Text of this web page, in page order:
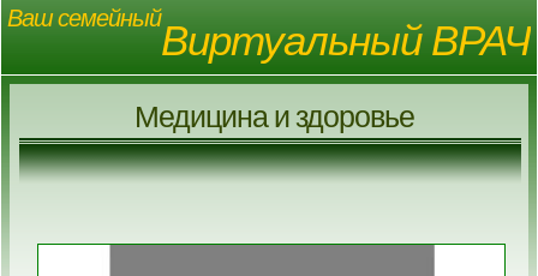
Ваш семейныйВиртуальный ВРАЧ
Медицина и здоровье